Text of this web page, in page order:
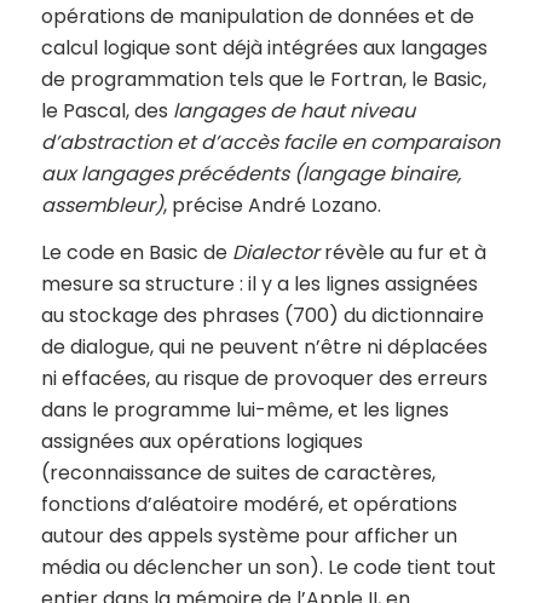
opérations de manipulation de données et de
calcul logique sont déjà intégrées aux langages
de programmation tels que le Fortran, le Basic,
le Pascal, des langages de haut niveau
d’abstraction et d’accès facile en comparaison
aux langages précédents (langage binaire,
assembleur), précise André Lozano.
Le code en Basic de Dialectorrévèle au fur et à
mesure sa structure : il y a les lignes assignées
au stockage des phrases (700) du dictionnaire
de dialogue, qui ne peuvent n’être ni déplacées
ni effacées, au risque de provoquer des erreurs
dans le programme lui-même, et les lignes
assignées aux opérations logiques
(reconnaissance de suites de caractères,
fonctions d’aléatoire modéré, et opérations
autour des appels système pour afficher un
média ou déclencher un son). Le code tient tout